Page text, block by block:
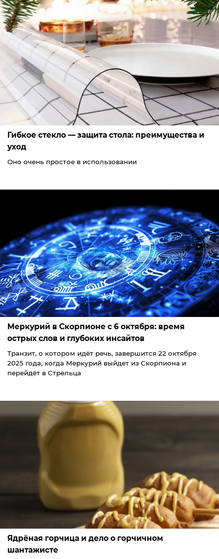
Гибкое стекло — защита стола: преимущества и
уход
Оно очень простое в использовании
Меркурий в Скорпионе с 6 октября: время
острых слов и глубоких инсайтов
Транзит, о котором идёт речь, завершится 22 октября
2025 года, когда Меркурий выйдет из Скорпиона и
перейдёт в Стрельца
Ядрёная горчица и дело о горчичном
шантажисте